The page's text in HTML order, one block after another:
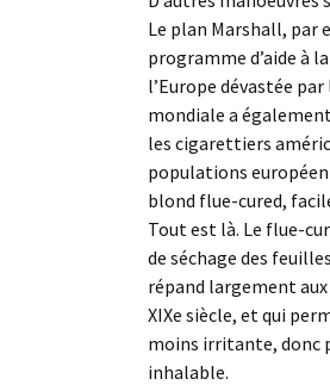
Le plan Marshall, par
programme d’aide à
l’Europe dévastée
mondiale a
les cigarettiers
populations
blond flue-cured,
Tout est là. Le flue-
de séchage des
répand largement
XIXe siècle, et qui
moins irritante, donc
inhalable.